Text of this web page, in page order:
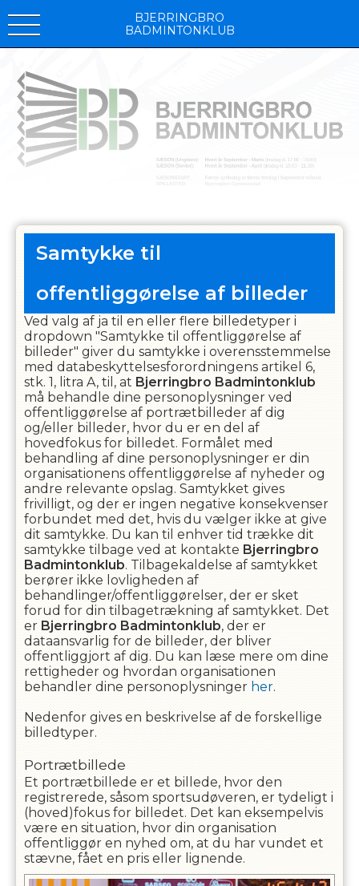
BJERRINGBRO
BADMINTONKLUB
Samtykke til
offentliggørelse af billeder
Ved valg af ja til en eller flere billedetyper i
dropdown "Samtykke til offentliggørelse af
billeder" giver du samtykke i overensstemmelse
med databeskyttelsesforordningens artikel 6,
stk. 1, litra A, til, at Bjerringbro Badmintonklub
må behandle dine personoplysninger ved
offentliggørelse af portrætbilleder af dig
og/eller billeder, hvor du er en del af
hovedfokus for billedet. Formålet med
behandling af dine personoplysninger er din
organisationens offentliggørelse af nyheder og
andre relevante opslag. Samtykket gives
frivilligt, og der er ingen negative konsekvenser
forbundet med det, hvis du vælger ikke at give
dit samtykke. Du kan til enhver tid trække dit
samtykke tilbage ved at kontakte Bjerringbro
Badmintonklub. Tilbagekaldelse af samtykket
berører ikke lovligheden af
behandlinger/offentliggørelser, der er sket
forud for din tilbagetrækning af samtykket. Det
er Bjerringbro Badmintonklub, der er
dataansvarlig for de billeder, der bliver
offentliggjort af dig. Du kan læse mere om dine
rettigheder og hvordan organisationen
behandler dine personoplysninger her.
Nedenfor gives en beskrivelse af de forskellige
billedtyper.
Portrætbillede
Et portrætbillede er et billede, hvor den
registrerede, såsom sportsudøveren, er tydeligt i
(hoved)fokus for billedet. Det kan eksempelvis
være en situation, hvor din organisation
offentliggør en nyhed om, at du har vundet et
stævne, fået en pris eller lignende.